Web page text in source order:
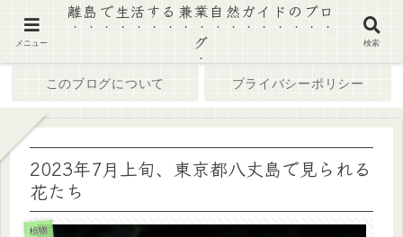
このブログについて プライバシーポリシー
2023年7月上旬、東京都八丈島で見られる
花たち
植物
メニュー
離島で生活する兼業自然ガイドのブロ
グ
検索